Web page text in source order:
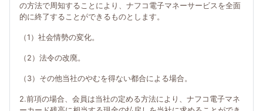
の方法で周知することにより、ナフコ電子マネーサービスを全面
的に終了することができるものとします。
（1）社会情勢の変化。
（2）法令の改廃。
（3）その他当社のやむを得ない都合による場合。
2.前項の場合、会員は当社の定める方法により、ナフコ電子マネ